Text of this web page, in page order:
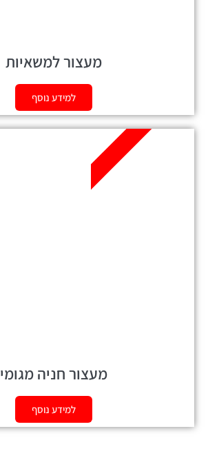
מעצור למשאיות
למידע נוסף
מעצור חניה מגומי
למידע נוסף
אזל מהמלאי